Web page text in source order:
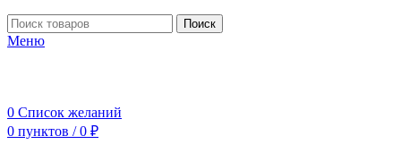
Поиск
Меню
0 Список желаний
0 пунктов / 0 ₽